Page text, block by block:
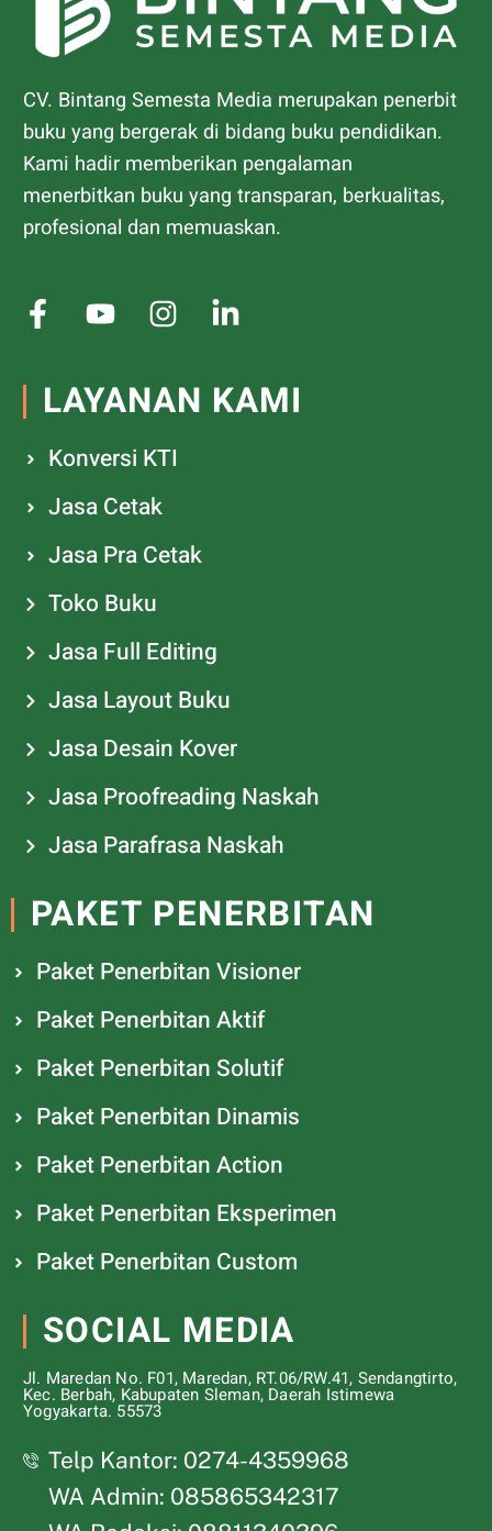
CV. Bintang Semesta Media merupakan penerbit
buku yang bergerak di bidang buku pendidikan.
Kami hadir memberikan pengalaman
menerbitkan buku yang transparan, berkualitas,
profesional dan memuaskan.
LAYANAN KAMI
Konversi KTI
Jasa Cetak
Jasa Pra Cetak
Toko Buku
Jasa Full Editing
Jasa Layout Buku
Jasa Desain Kover
Jasa Proofreading Naskah
Jasa Parafrasa Naskah
PAKET PENERBITAN
Paket Penerbitan Visioner
Paket Penerbitan Aktif
Paket Penerbitan Solutif
Paket Penerbitan Dinamis
Paket Penerbitan Action
Paket Penerbitan Eksperimen
Paket Penerbitan Custom
SOCIAL MEDIA
Jl. Maredan No. F01, Maredan, RT.06/RW.41, Sendangtirto,
Kec. Berbah, Kabupaten Sleman, Daerah Istimewa
Yogyakarta. 55573
Telp Kantor: 0274-4359968
WA Admin: 085865342317